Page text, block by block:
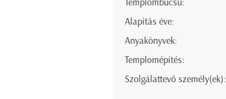
Alapítás éve:
Anyakönyvek:
Templomépítés:
Szolgálattevő személy(ek):